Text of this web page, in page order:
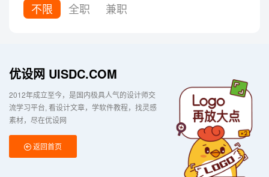
不限
全职 兼职
优设网 UISDC.COM
2012年成立至今，是国内极具人气的设计师交
流学习平台 看设计文章，学软件教程，找灵感
素材，尽在优设网
返回首页